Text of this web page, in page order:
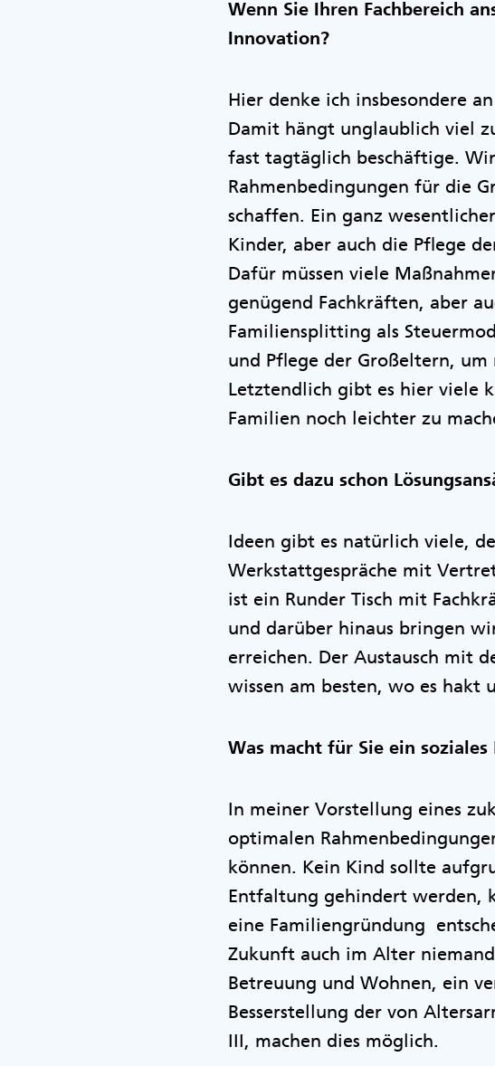
Wenn Sie Ihren Fachbereich
Innovation?
Hier denke ich insbesondere
Damit hängt unglaublich viel
fast tagtäglich beschäftige.
Rahmenbedingungen für die
schaffen. Ein ganz
Kinder, aber auch die Pflege
Dafür müssen viele
genügend Fachkräften, aber
Familiensplitting als
und Pflege der Großeltern,
Letztendlich gibt es hier viele
Familien noch leichter zu
Gibt es dazu schon
Ideen gibt es natürlich viele,
Werkstattgespräche mit
ist ein Runder Tisch mit
und darüber hinaus bringen
erreichen. Der Austausch mit
wissen am besten, wo es hakt
Was macht für Sie ein
In meiner Vorstellung eines
optimalen
können. Kein Kind sollte
Entfaltung gehindert werden,
eine Familiengründung
Zukunft auch im Alter
Betreuung und Wohnen, ein
Besserstellung der von
III, machen dies möglich.